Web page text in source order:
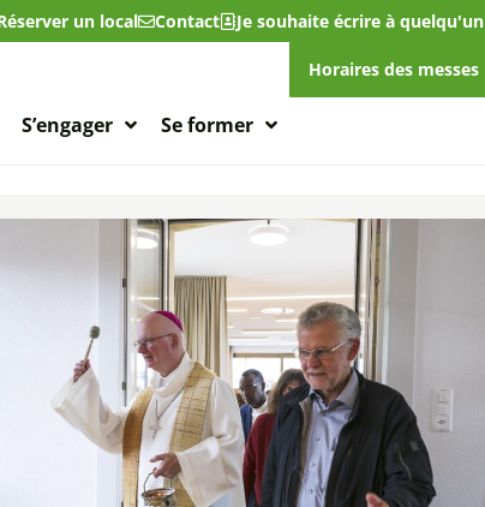
un local Contact Je souhaite écrire à quelqu'un
S’engager Se former
Horaires des messes